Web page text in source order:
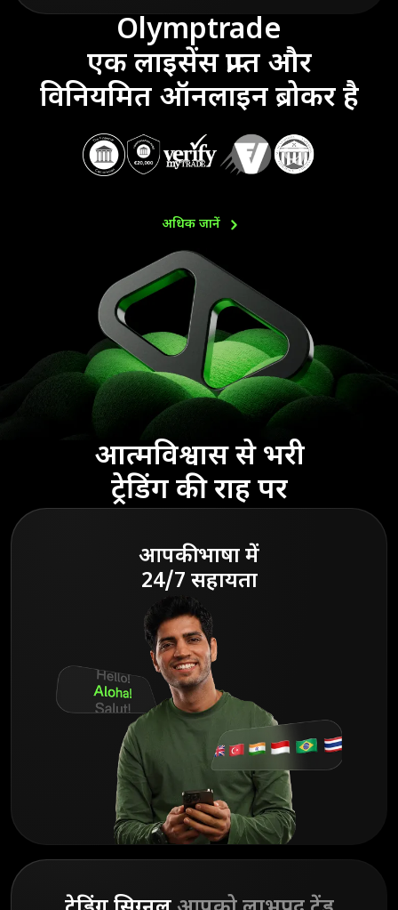
Olymptrade
एक लाइसेंस प्राप्त और
विनियमित ऑनलाइन ब्रोकर है
अधिक जानें
आत्मविश्वास से भरी
ट्रेडिंग की राह पर
आपकी भाषा में
24/7 सहायता